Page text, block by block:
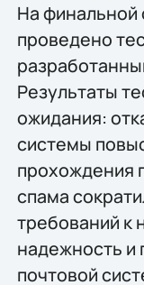
На финальной
проведено
Результаты
ожидания:
системы
прохождения
спама
требований
надежность и
почтовой